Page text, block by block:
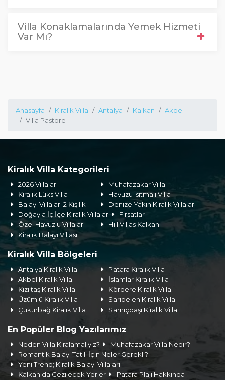
Villa Konaklamalarında Yemek Hizmeti
Var Mı?
Anasayfa Kiralık Villa Antalya Kalkan
Akbel
Villa Pastore
Kiralık Villa Kategorileri
2026 Villaları
Muhafazakar Villa
Kiralık Lüks Villa
Havuzu Isıtmalı Villa
Balayı Villaları 2 Kişilik
Denize Yakın Kiralık Villalar
Doğayla İç İçe Kiralık Villalar
Fırsatlar
Özel Havuzlu Villalar
Hill Villas Kalkan
Kiralık Balayı Villası
Kiralık Villa Bölgeleri
Antalya Kiralık Villa
Patara Kiralık Villa
Akbel Kiralık Villa
İslamlar Kiralık Villa
Kızıltaş Kiralık Villa
Kördere Kiralık Villa
Üzümlü Kiralık Villa
Sarıbelen Kiralık Villa
Çukurbağ Kiralık Villa
Sarnıçbaşı Kiralık Villa
En Popüler Blog Yazılarımız
Neden Villa Kiralamalıyız?
Muhafazakar Villa Nedir?
Romantik Balayı Tatili İçin Neler Gerekli?
Yeni Trend; Kiralık Balayı Villaları
Kalkan'da Gezilecek Yerler
Patara Plajı Hakkında